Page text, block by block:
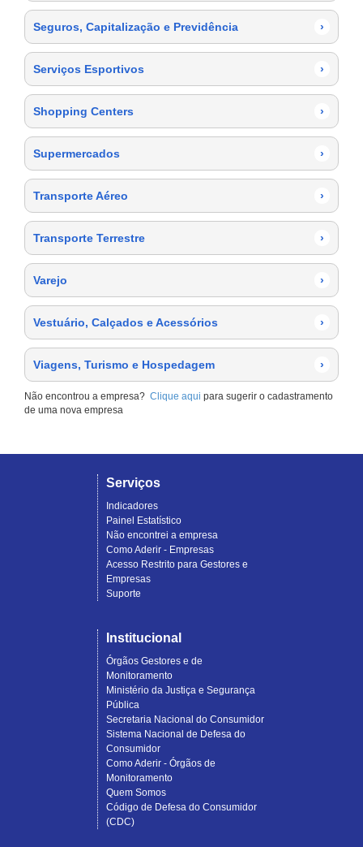
Seguros, Capitalização e Previdência ›
Serviços Esportivos ›
Shopping Centers ›
Supermercados ›
Transporte Aéreo ›
Transporte Terrestre ›
Varejo ›
Vestuário, Calçados e Acessórios ›
Viagens, Turismo e Hospedagem ›
Não encontrou a empresa? Clique aqui para sugerir o cadastramento
de uma nova empresa
Serviços
Indicadores
Painel Estatístico
Não encontrei a empresa
Como Aderir - Empresas
Acesso Restrito para Gestores e
Empresas
Suporte
Institucional
Órgãos Gestores e de
Monitoramento
Ministério da Justiça e Segurança
Pública
Secretaria Nacional do Consumidor
Sistema Nacional de Defesa do
Consumidor
Como Aderir - Órgãos de
Monitoramento
Quem Somos
Código de Defesa do Consumidor
(CDC)